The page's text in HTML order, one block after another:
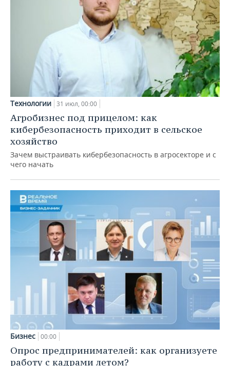
Технологии 31 июл, 00:00
Агробизнес под прицелом: как
кибербезопасность приходит в сельское
хозяйство
Зачем выстраивать кибербезопасность в агросекторе и с
чего начать
Бизнес 00:00
Опрос предпринимателей: как организуете
работу с кадрами летом?